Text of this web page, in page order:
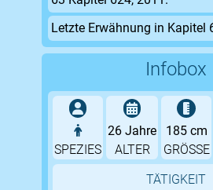
Letzte Erwähnung in Kapitel
Infobox
SPEZIES
26 Jahre
ALTER
185 cm
GRÖSSE
TÄTIGKEIT